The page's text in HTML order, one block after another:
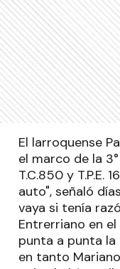
El larroquense
el marco de la
T.C.850 y T.P.E.
auto", señaló
vaya si tenía
Entrerriano en
punta a punta la
en tanto